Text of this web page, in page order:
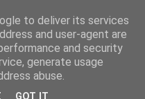
азербайджанцев
to deliver its services
and user-agent are
and security
generate usage
abuse.